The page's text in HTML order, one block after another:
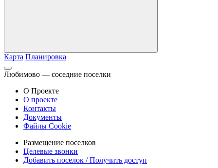
Карта Планировка
Любимово — соседние поселки
О Проекте
О проекте
Контакты
Документы
Файлы Cookie
Размещение поселков
Целевые звонки
Добавить поселок / Получить доступ